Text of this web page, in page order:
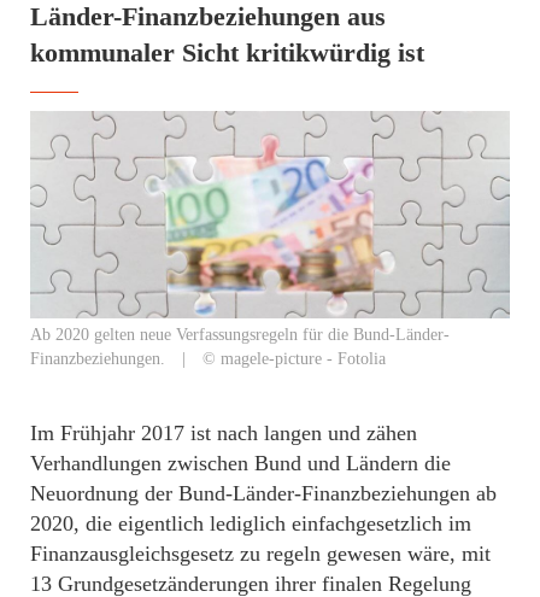
Länder-Finanzbeziehungen aus
kommunaler Sicht kritikwürdig ist
Ab 2020 gelten neue Verfassungsregeln für die Bund-Länder-
Finanzbeziehungen. | © magele-picture - Fotolia
Im Frühjahr 2017 ist nach langen und zähen
Verhandlungen zwischen Bund und Ländern die
Neuordnung der Bund-Länder-Finanzbeziehungen ab
2020, die eigentlich lediglich einfachgesetzlich im
Finanzausgleichsgesetz zu regeln gewesen wäre, mit
13 Grundgesetzänderungen ihrer finalen Regelung